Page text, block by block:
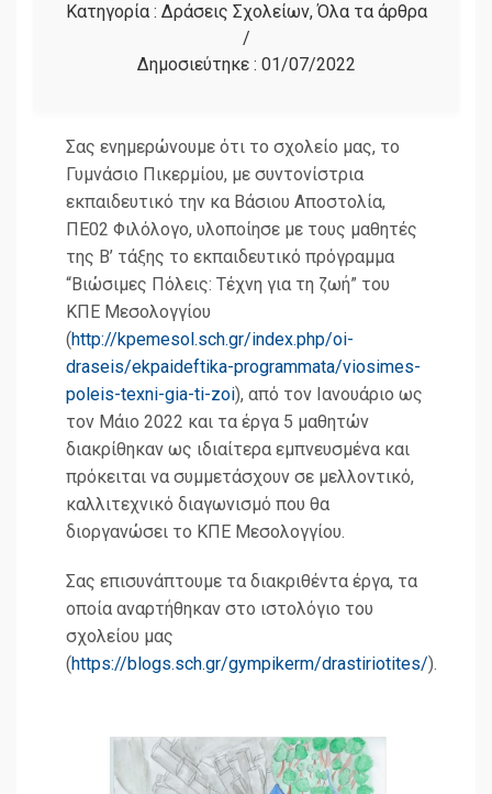
Κατηγορία : Δράσεις Σχολείων,Όλα τα άρθρα
/
Δημοσιεύτηκε : 01/07/2022
Σας ενημερώνουμε ότι το σχολείο μας, το
Γυμνάσιο Πικερμίου, με συντονίστρια
εκπαιδευτικό την κα Βάσιου Αποστολία,
ΠΕ02 Φιλόλογο, υλοποίησε με τους μαθητές
της Β’ τάξης το εκπαιδευτικό πρόγραμμα
“Βιώσιμες Πόλεις: Τέχνη για τη ζωή” του
ΚΠΕ Μεσολογγίου
(http://kpemesol.sch.gr/index.php/oi-
draseis/ekpaideftika-programmata/viosimes-
poleis-texni-gia-ti-zoi), από τον Ιανουάριο ως
τον Μάιο 2022 και τα έργα 5 μαθητών
διακρίθηκαν ως ιδιαίτερα εμπνευσμένα και
πρόκειται να συμμετάσχουν σε μελλοντικό,
καλλιτεχνικό διαγωνισμό που θα
διοργανώσει το ΚΠΕ Μεσολογγίου.
Σας επισυνάπτουμε τα διακριθέντα έργα, τα
οποία αναρτήθηκαν στο ιστολόγιο του
σχολείου μας
(https://blogs.sch.gr/gympikerm/drastiriotites/).